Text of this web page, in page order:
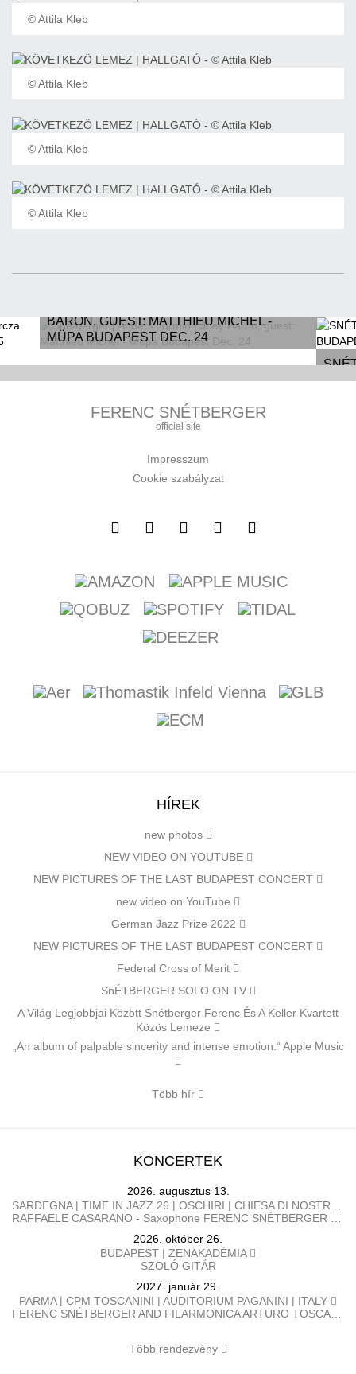
© Attila Kleb
© Attila Kleb
© Attila Kleb
© Attila Kleb
BARON, GUEST: MATTHIEU MICHEL -
MÜPA BUDAPEST DEC. 24
|
FERENC SNÉTBERGER
official site
Impresszum
Cookie szabályzat
HÍREK
new photos
NEW VIDEO ON YOUTUBE
NEW PICTURES OF THE LAST BUDAPEST CONCERT
new video on YouTube
German Jazz Prize 2022
NEW PICTURES OF THE LAST BUDAPEST CONCERT
Federal Cross of Merit
SnÉTBERGER SOLO ON TV
A Világ Legjobbjai Között Snétberger Ferenc És A Keller Kvartett
Közös Lemeze
„An album of palpable sincerity and intense emotion.“ Apple Music
Több hír
KONCERTEK
2026. augusztus 13.
2026. október 26.
BUDAPEST | ZENAKADÉMIA
SZOLÓ GITÁR
2027. január 29.
PARMA | CPM TOSCANINI | AUDITORIUM PAGANINI | ITALY
Több rendezvény